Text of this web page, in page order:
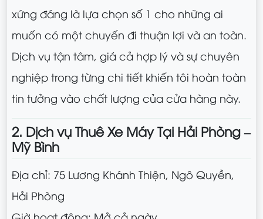
xứng đáng là lựa chọn số 1 cho những ai
muốn có một chuyến đi thuận lợi và an toàn.
Dịch vụ tận tâm, giá cả hợp lý và sự chuyên
nghiệp trong từng chi tiết khiến tôi hoàn toàn
tin tưởng vào chất lượng của cửa hàng này.
2. Dịch vụ Thuê Xe Máy Tại Hải Phòng –
Mỹ Bình
Địa chỉ: 75 Lương Khánh Thiện, Ngô Quyền,
Hải Phòng